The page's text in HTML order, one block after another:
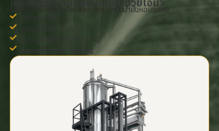
สกัดพืชโดยใช้ไอน้ำผ่าน และควบแน่นเป็นน้ำมันหอมระเหย
อุณหภูมิ 80–120 °C
Capacity/day : 100 kg